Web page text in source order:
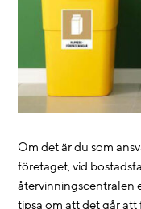
Om det är du som
företaget, vid
återvinningscentralen
tipsa om att det går